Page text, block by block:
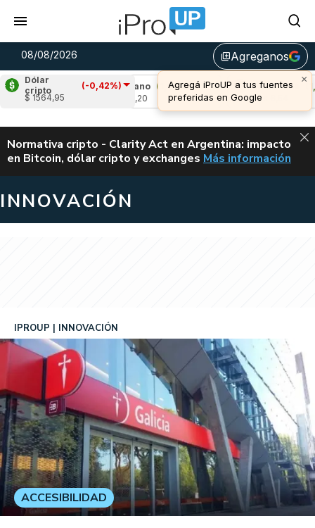
08/08/2026 library_addAgreganos
Dólar
cripto
(-0,42%)
$ 1564,95
Cardano (1,03%)
Avalanche (1,76%)
u$s 6,54
ALERTA
Normativa cripto - Clarity Act en Argentina: impacto
en Bitcoin, dólar cripto y exchanges CLARITY ACT EN
Más información
INNOVACIÓN
IPROUP INNOVACIÓN
ACCESIBILIDAD